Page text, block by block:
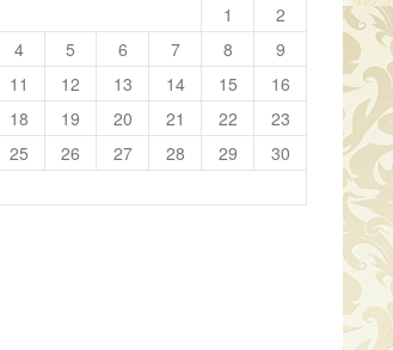
1
2
4 5 6 7 8
9
11 12 13 14 15
16
18 19 20 21 22
23
25 26 27 28 29
30